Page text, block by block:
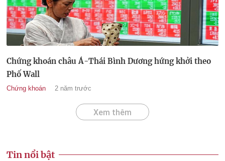
Chứng khoán châu Á-Thái Bình Dương hứng khởi theo
Phố Wall
Chứng khoán 2 năm trước
Xem thêm
Tin nổi bật